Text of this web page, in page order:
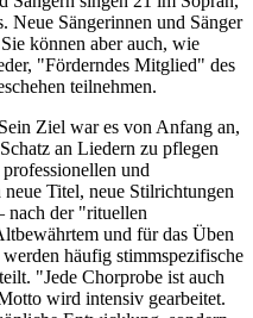
Neue Sängerinnen und Sänger
können aber auch, wie
"Förderndes Mitglied" des
teilnehmen.
Ziel war es von Anfang an,
an Liedern zu pflegen
und
Titel, neue Stilrichtungen
nach der "rituellen
und für das Üben
häufig stimmspezifische
"Jede Chorprobe ist auch
wird intensiv gearbeitet.